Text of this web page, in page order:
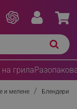
грила
и мелене Блендери